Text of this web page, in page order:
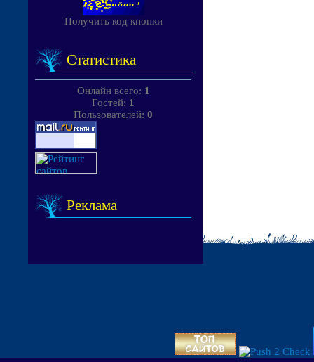
Получить код кнопки
Статистика
Онлайн всего: 1
Гостей: 1
Пользователей: 0
Реклама